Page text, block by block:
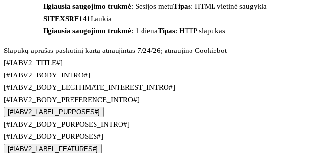
Ilgiausia saugojimo trukmė: Sesijos metuTipas: HTML vietinė saugykla
SITEXSRF141Laukia
Ilgiausia saugojimo trukmė: 1 dienaTipas: HTTP slapukas
Slapukų aprašas paskutinį kartą atnaujintas 7/24/26; atnaujino Cookiebot
[#IABV2_TITLE#]
[#IABV2_BODY_INTRO#]
[#IABV2_BODY_LEGITIMATE_INTEREST_INTRO#]
[#IABV2_BODY_PREFERENCE_INTRO#]
[#IABV2_LABEL_PURPOSES#]
[#IABV2_BODY_PURPOSES_INTRO#]
[#IABV2_BODY_PURPOSES#]
[#IABV2_LABEL_FEATURES#]